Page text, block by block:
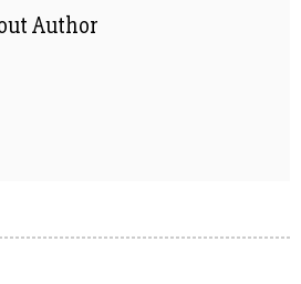
Author